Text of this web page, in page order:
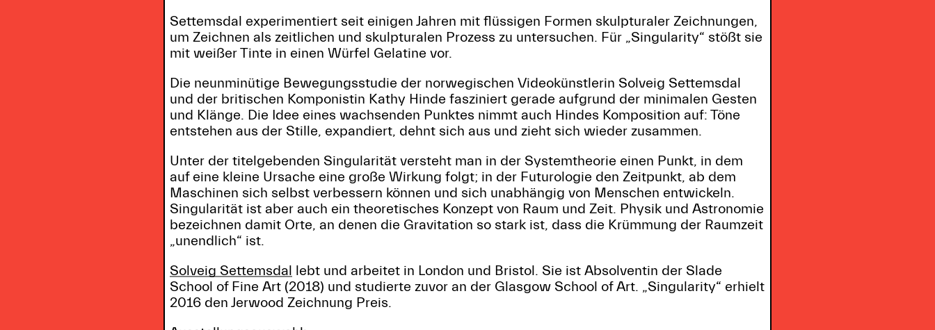
Settemsdal experimentiert seit einigen Jahren mit flüssigen Formen skulpturaler Zeichnungen,
um Zeichnen als zeitlichen und skulpturalen Prozess zu untersuchen. Für „Singularity“ stößt sie
mit weißer Tinte in einen Würfel Gelatine vor.
Die neunminütige Bewegungsstudie der norwegischen Videokünstlerin Solveig Settemsdal
und der britischen Komponistin Kathy Hinde fasziniert gerade aufgrund der minimalen Gesten
und Klänge. Die Idee eines wachsenden Punktes nimmt auch Hindes Komposition auf: Töne
entstehen aus der Stille, expandiert, dehnt sich aus und zieht sich wieder zusammen.
Unter der titelgebenden Singularität versteht man in der Systemtheorie einen Punkt, in dem
auf eine kleine Ursache eine große Wirkung folgt; in der Futurologie den Zeitpunkt, ab dem
Maschinen sich selbst verbessern können und sich unabhängig von Menschen entwickeln.
Singularität ist aber auch ein theoretisches Konzept von Raum und Zeit. Physik und Astronomie
bezeichnen damit Orte, an denen die Gravitation so stark ist, dass die Krümmung der Raumzeit
„unendlich“ ist.
Solveig Settemsdal lebt und arbeitet in London und Bristol. Sie ist Absolventin der Slade
School of Fine Art (2018) und studierte zuvor an der Glasgow School of Art. „Singularity“ erhielt
2016 den Jerwood Zeichnung Preis.